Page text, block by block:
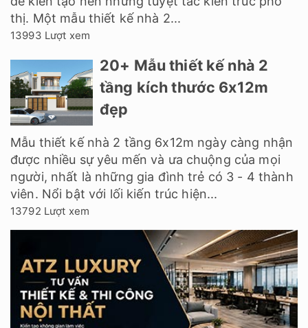
thị. Một mẫu thiết kế nhà 2...
13993 Lượt xem
20+ Mẫu thiết kế nhà 2
tầng kích thước 6x12m
đẹp
Mẫu thiết kế nhà 2 tầng 6x12m ngày càng nhận
được nhiều sự yêu mến và ưa chuộng của mọi
người, nhất là những gia đình trẻ có 3 - 4 thành
viên. Nổi bật với lối kiến trúc hiện...
13792 Lượt xem